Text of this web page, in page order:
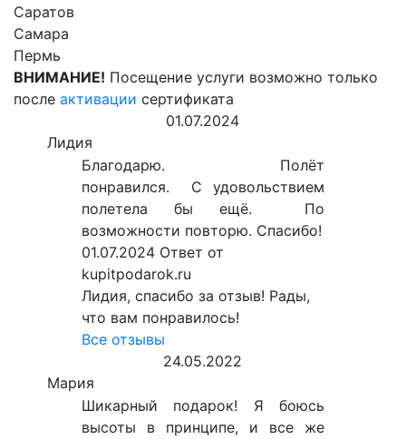
Саратов
Самара
Пермь
ВНИМАНИЕ! Посещение услуги возможно только
после активации сертификата
01.07.2024
Лидия
Благодарю. Полёт
понравился. С удовольствием
полетела бы ещё. По
возможности повторю. Спасибо!
01.07.2024 Ответ от
kupitpodarok.ru
Лидия, спасибо за отзыв! Рады,
что вам понравилось!
Все отзывы
24.05.2022
Мария
Шикарный подарок! Я боюсь
высоты в принципе, и все же